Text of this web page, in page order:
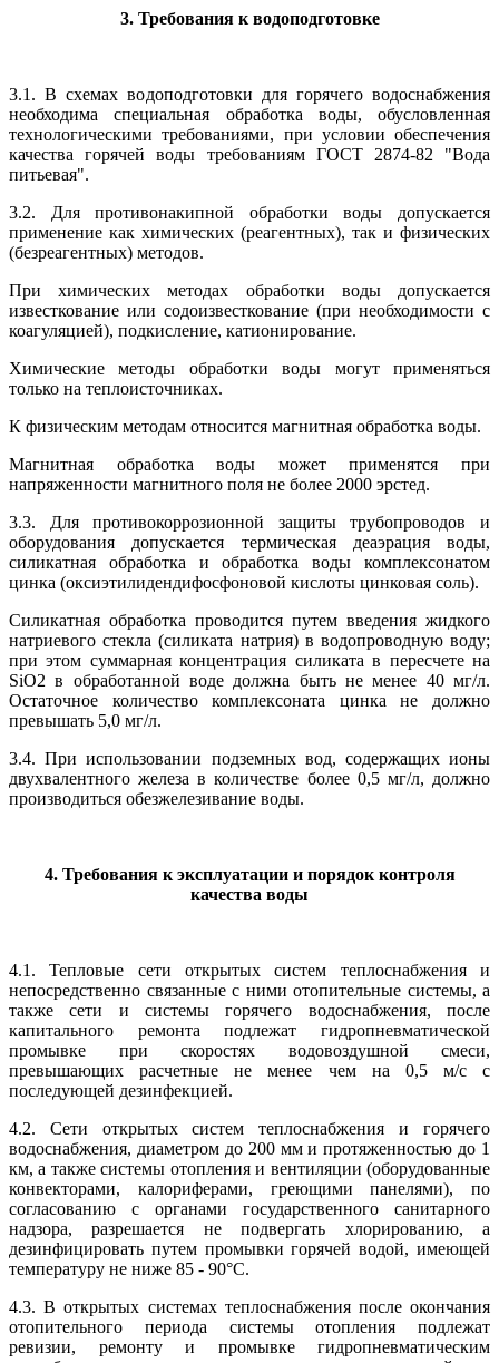
3. Требования к водоподготовке
3.1. В схемах водоподготовки для горячего водоснабжения
необходима специальная обработка воды, обусловленная
технологическими требованиями, при условии обеспечения
качества горячей воды требованиям ГОСТ 2874-82 "Вода
питьевая".
3.2. Для противонакипной обработки воды допускается
применение как химических (реагентных), так и физических
(безреагентных) методов.
При химических методах обработки воды допускается
известкование или содоизвесткование (при необходимости с
коагуляцией), подкисление, катионирование.
Химические методы обработки воды могут применяться
только на теплоисточниках.
К физическим методам относится магнитная обработка воды.
Магнитная обработка воды может применятся при
напряженности магнитного поля не более 2000 эрстед.
3.3. Для противокоррозионной защиты трубопроводов и
оборудования допускается термическая деаэрация воды,
силикатная обработка и обработка воды комплексонатом
цинка (оксиэтилидендифосфоновой кислоты цинковая соль).
Силикатная обработка проводится путем введения жидкого
натриевого стекла (силиката натрия) в водопроводную воду;
при этом суммарная концентрация силиката в пересчете на
SiO2 в обработанной воде должна быть не менее 40 мг/л.
Остаточное количество комплексоната цинка не должно
превышать 5,0 мг/л.
3.4. При использовании подземных вод, содержащих ионы
двухвалентного железа в количестве более 0,5 мг/л, должно
производиться обезжелезивание воды.
4. Требования к эксплуатации и порядок контроля
качества воды
4.1. Тепловые сети открытых систем теплоснабжения и
непосредственно связанные с ними отопительные системы, а
также сети и системы горячего водоснабжения, после
капитального ремонта подлежат гидропневматической
промывке при скоростях водовоздушной смеси,
превышающих расчетные не менее чем на 0,5 м/с с
последующей дезинфекцией.
4.2. Сети открытых систем теплоснабжения и горячего
водоснабжения, диаметром до 200 мм и протяженностью до 1
км, а также системы отопления и вентиляции (оборудованные
конвекторами, калориферами, греющими панелями), по
согласованию с органами государственного санитарного
надзора, разрешается не подвергать хлорированию, а
дезинфицировать путем промывки горячей водой, имеющей
температуру не ниже 85 - 90°С.
4.3. В открытых системах теплоснабжения после окончания
отопительного периода системы отопления подлежат
ревизии, ремонту и промывке гидропневматическим